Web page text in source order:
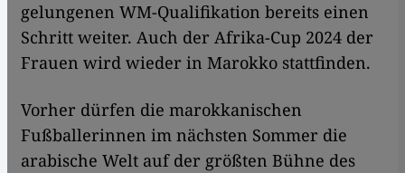
gelungenen WM-Qualifikation bereits einen
Schritt weiter. Auch der Afrika-Cup 2024 der
Frauen wird wieder in Marokko stattfinden.
Vorher dürfen die marokkanischen
Fußballerinnen im nächsten Sommer die
arabische Welt auf der größten Bühne des